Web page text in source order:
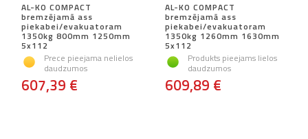
AL-KO COMPACT
bremzējamā ass
piekabei/evakuatoram
1350kg 800mm 1250mm
5x112
Prece pieejama nelielos
daudzumos
607,39 €
AL-KO COMPACT
bremzējamā ass
piekabei/evakuatoram
1350kg 1260mm 1630mm
5x112
Produkts pieejams lielos
daudzumos
609,89 €